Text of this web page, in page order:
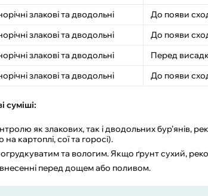
злакові та дводольні До появи
злакові та дводольні До появи
злакові та дводольні Перед
злакові та дводольні До появи
суміші:
як злакових, так і дводольних бур’янів,
картоплі, сої та горосі).
та вологим. Якщо ґрунт сухий,
перед дощем або поливом.